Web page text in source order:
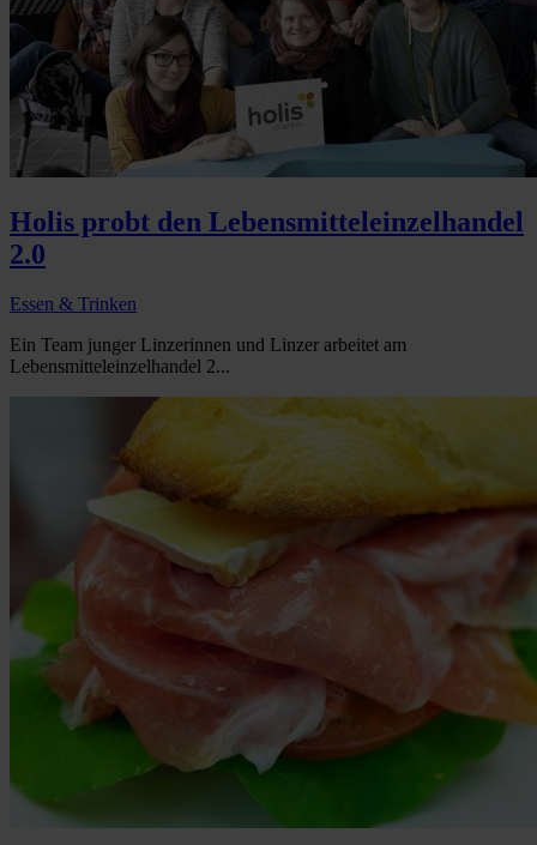
Holis probt den Lebensmitteleinzelhandel
2.0
Essen & Trinken
Ein Team junger Linzerinnen und Linzer arbeitet am
Lebensmitteleinzelhandel 2...